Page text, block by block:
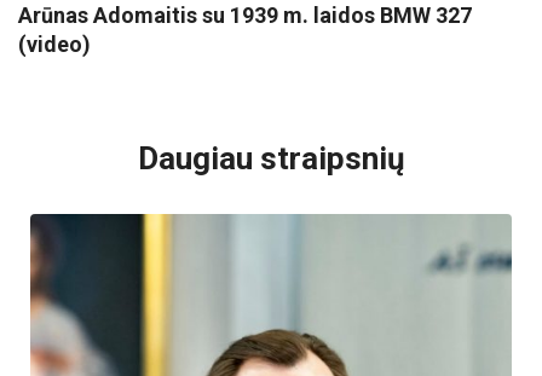
Arūnas Adomaitis su 1939 m. laidos BMW 327
(video)
Daugiau straipsnių